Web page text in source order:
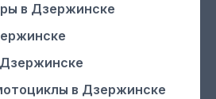
в Дзержинске
в Дзержинске